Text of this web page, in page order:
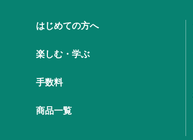
はじめての方へ
楽しむ・学ぶ
手数料
商品一覧